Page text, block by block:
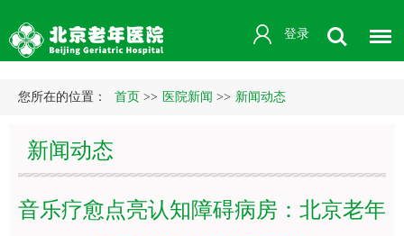
登录
您所在的位置： 首页 >> 医院新闻 >> 新闻动态
新闻动态
音乐疗愈点亮认知障碍病房：北京老年